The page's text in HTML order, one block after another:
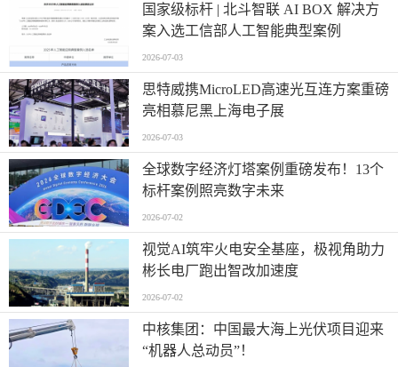
国家级标杆 | 北斗智联 AI BOX 解决方
案入选工信部人工智能典型案例
2026-07-03
思特威携MicroLED高速光互连方案重磅
亮相慕尼黑上海电子展
2026-07-03
全球数字经济灯塔案例重磅发布！13个
标杆案例照亮数字未来
2026-07-02
视觉AI筑牢火电安全基座，极视角助力
彬长电厂跑出智改加速度
2026-07-02
中核集团：中国最大海上光伏项目迎来
“机器人总动员”！